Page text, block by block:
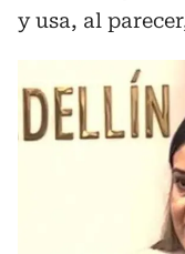
y usa, al